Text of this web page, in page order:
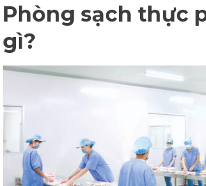
Phòng sạch thực
gì?